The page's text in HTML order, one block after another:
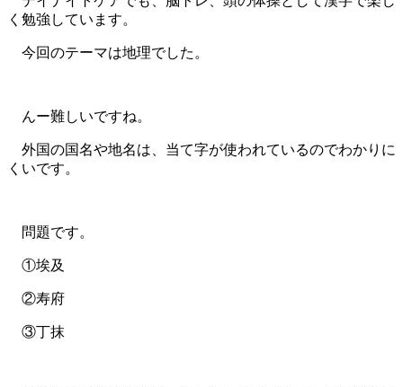
く勉強しています。
今回のテーマは地理でした。
んー難しいですね。
外国の国名や地名は、当て字が使われているのでわかりに
くいです。
問題です。
①埃及
②寿府
③丁抹